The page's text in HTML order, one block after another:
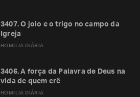
HOMILIA DIÁRIA
3407. O joio e o trigo no campo da
Igreja
HOMILIA DIÁRIA
3406. A força da Palavra de Deus na
vida de quem crê